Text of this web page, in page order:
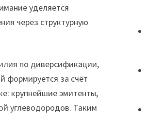
уделяется
через структурную
по диверсификации,
формируется за счёт
крупнейшие эмитенты,
углеводородов. Таким